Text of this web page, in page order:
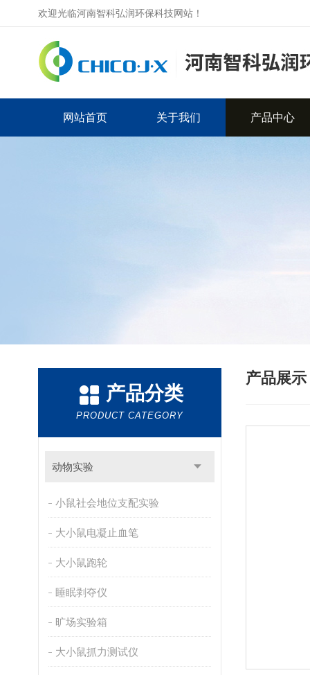
欢迎光临河南智科弘润环保科技网站！
网站首页 关于我们 产品中心
产品分类
PRODUCT CATEGORY
动物实验
小鼠社会地位支配实验
大小鼠电凝止血笔
大小鼠跑轮
睡眠剥夺仪
旷场实验箱
大小鼠抓力测试仪
产品展示